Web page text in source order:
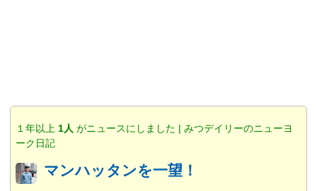
１年以上 1人 がニュースにしました | みつデイリーのニューヨ
ーク日記
マンハッタンを一望！